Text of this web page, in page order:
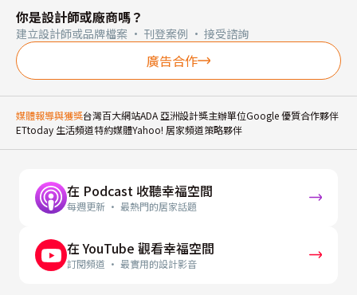
你是設計師或廠商嗎？
建立設計師或品牌檔案 · 刊登案例 · 接受諮詢
廣告合作
媒體報導與獲獎台灣百大網站ADA 亞洲設計獎主辦單位Google 優質合作夥伴
ETtoday 生活頻道特約媒體Yahoo! 居家頻道策略夥伴
在 Podcast 收聽幸福空間
每週更新 · 最熱門的居家話題
在 YouTube 觀看幸福空間
訂閱頻道 · 最實用的設計影音